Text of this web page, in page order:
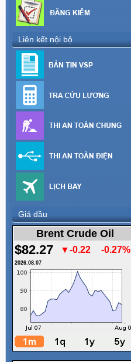
Liên kết nội bộ
Giá dầu
Brent Crude Oil
$82.27 ▼-0.22 -0.27%
2026.08.07